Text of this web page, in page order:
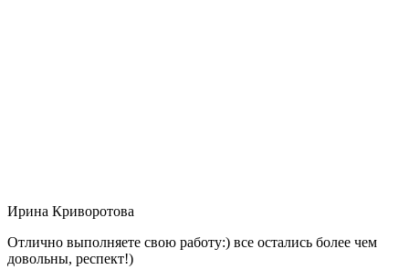
Ирина Криворотова
Отлично выполняете свою работу:) все остались более чем
довольны, респект!)